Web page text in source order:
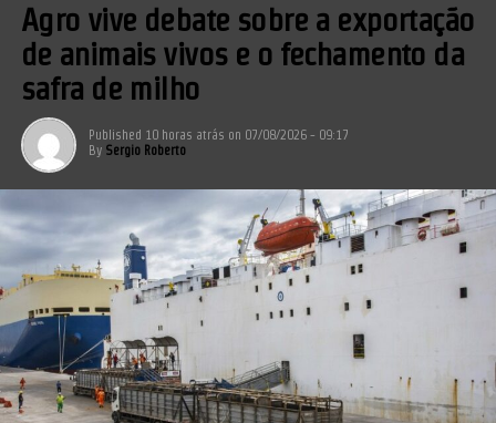
Agro vive debate sobre a exportação
de animais vivos e o fechamento da
safra de milho
Published 10 horas atrás on 07/08/2026 - 09:17
By Sergio Roberto